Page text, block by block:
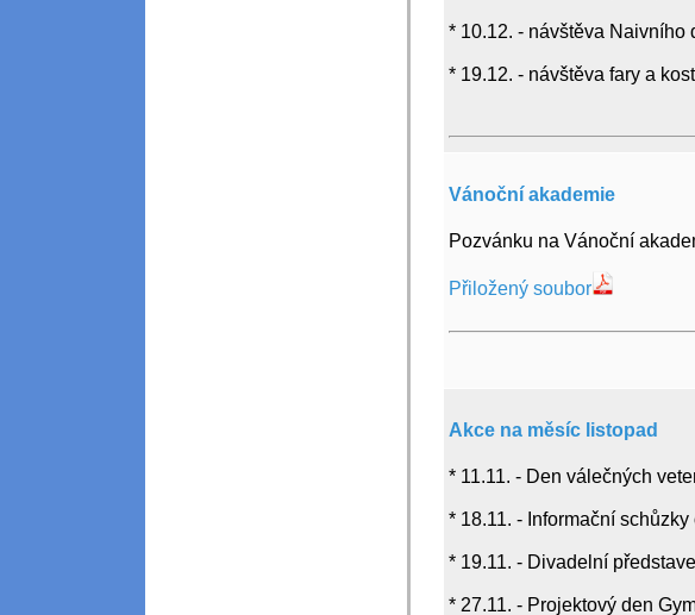
* 10.12. - návštěva Naivního
* 19.12. - návštěva fary a
Vánoční akademie
Pozvánku na Vánoční
Přiložený soubor
Akce na měsíc listopad
* 11.11. - Den válečných
* 18.11. - Informační
* 19.11. - Divadelní
* 27.11. - Projektový den